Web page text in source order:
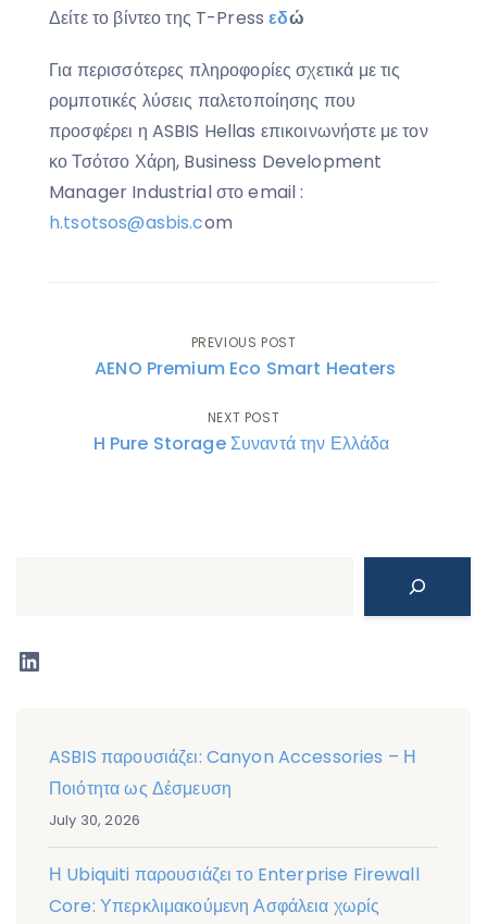
Δείτε το βίντεο της T-Pressεδώ
Για περισσότερες πληροφορίες σχετικά με τις
ρομποτικές λύσεις παλετοποίησης που
προσφέρει η ASBIS Hellas επικοινωνήστε με τον
κο Τσότσο Χάρη, Business Development
Manager Industrial στο email :
h.tsotsos@asbis.com
Post
navigation
PREVIOUS POST
AENO Premium Eco Smart Heaters
NEXT POST
H Pure Storage Συναντά την Ελλάδα
LinkedIn
ASBIS παρουσιάζει: Canyon Accessories – Η
Ποιότητα ως Δέσμευση
July 30, 2026
Η Ubiquiti παρουσιάζει το Enterprise Firewall
Core: Υπερκλιμακούμενη Ασφάλεια χωρίς